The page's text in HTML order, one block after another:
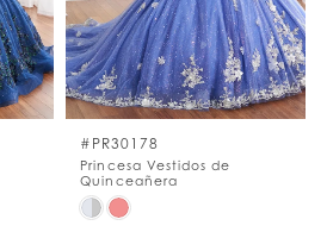
#PR30178
Princesa Vestidos de
Quinceañera
Skip